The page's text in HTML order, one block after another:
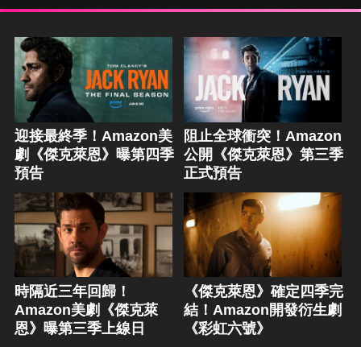
迎接最終季！Amazon美
劇《傑克萊恩》曝第四季
預告
阻止全球衝突！Amazon
公開《傑克萊恩》第三季
正式預告
時隔近三年回歸！
Amazon美劇《傑克萊
恩》曝第三季上線日
《傑克萊恩》確定四季完
結！Amazon開發衍生劇
《彩虹六號》